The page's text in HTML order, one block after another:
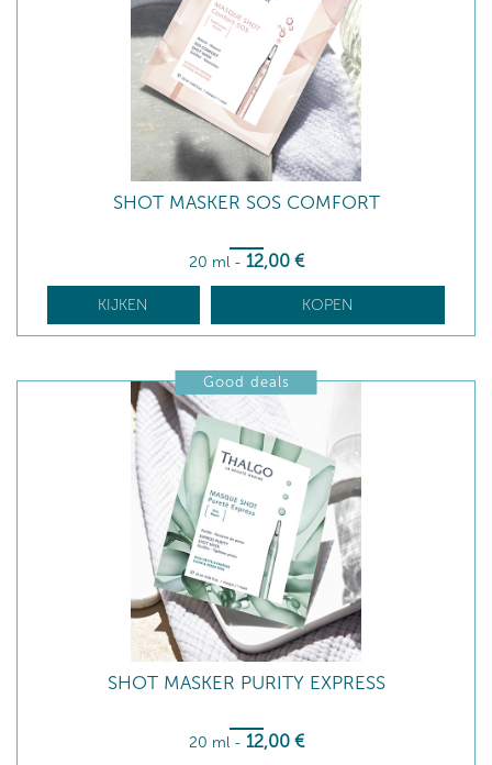
SHOT MASKER SOS COMFORT
20 ml - 12,00 €
KIJKEN KOPEN
Good deals
SHOT MASKER PURITY EXPRESS
20 ml - 12,00 €